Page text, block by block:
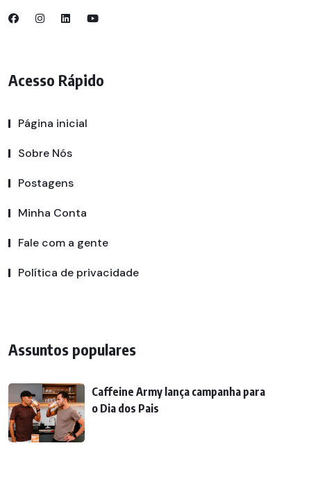
Acesso Rápido
Página inicial
Sobre Nós
Postagens
Minha Conta
Fale com a gente
Política de privacidade
Assuntos populares
Caffeine Army lança campanha para
o Dia dos Pais